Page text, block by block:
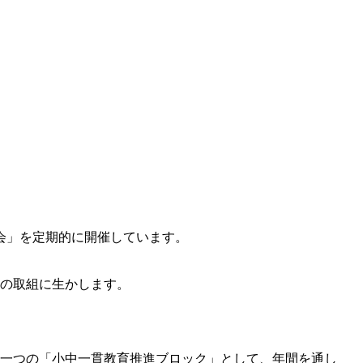
を定期的に開催しています。
取組に生かします。
つの「小中一貫教育推進ブロック」として、年間を通し